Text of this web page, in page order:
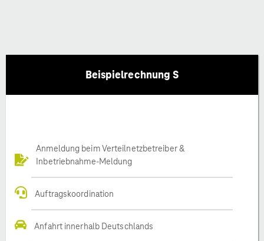
Beispielrechnung S
Anmeldung beim Verteilnetzbetreiber &
Inbetriebnahme-Meldung
Auftragskoordination
Anfahrt innerhalb Deutschlands